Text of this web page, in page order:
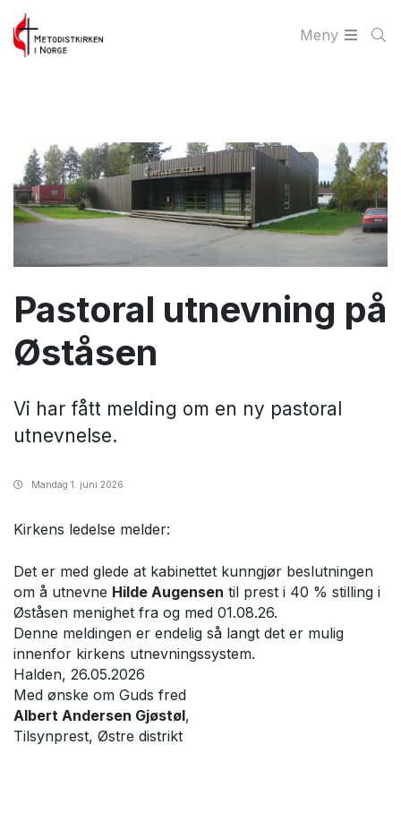
Meny
Pastoral utnevning på
Øståsen
Vi har fått melding om en ny pastoral
utnevnelse.
Mandag 1. juni 2026
Kirkens ledelse melder:
Det er med glede at kabinettet kunngjør beslutningen
om å utnevne Hilde Augensen til prest i 40 % stilling i
Øståsen menighet fra og med 01.08.26.
Denne meldingen er endelig så langt det er mulig
innenfor kirkens utnevningssystem.
Halden, 26.05.2026
Med ønske om Guds fred
Albert Andersen Gjøstøl,
Tilsynprest, Østre distrikt